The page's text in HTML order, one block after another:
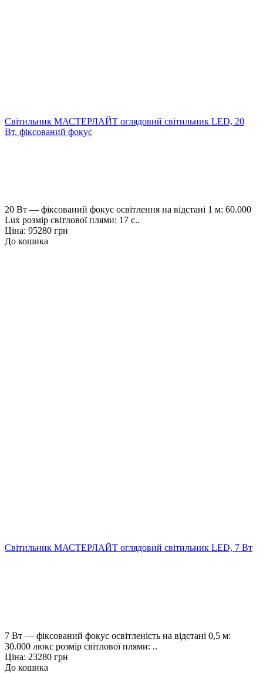
Світильник МАСТЕРЛАЙТ оглядовий світильник LED, 20
Вт, фіксований фокус
20 Вт — фіксований фокус освітлення на відстані 1 м: 60.000
Lux розмір світлової плями: 17 с..
Ціна: 95280 грн
До кошика
Світильник МАСТЕРЛАЙТ оглядовий світильник LED, 7 Вт
7 Вт — фіксований фокус освітленість на відстані 0,5 м:
30.000 люкс розмір світлової плями: ..
Ціна: 23280 грн
До кошика